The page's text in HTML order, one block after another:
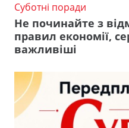
Суботні поради
Не починайте з
правил економії,
важливіші